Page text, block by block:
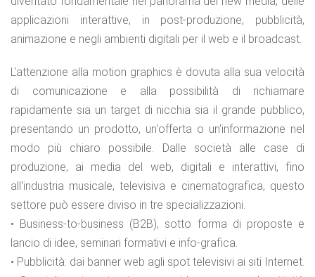
applicazioni interattive, in post-produzione, pubblicità,
animazione e negli ambienti digitali per il web e il broadcast.
L'attenzione alla motion graphics è dovuta alla sua velocità
di comunicazione e alla possibilità di richiamare
rapidamente sia un target di nicchia sia il grande pubblico,
presentando un prodotto, un'offerta o un'informazione nel
modo più chiaro possibile. Dalle società alle case di
produzione, ai media del web, digitali e interattivi, fino
all'industria musicale, televisiva e cinematografica, questo
settore può essere diviso in tre specializzazioni.
• Business-to-business (B2B), sotto forma di proposte e
lancio di idee, seminari formativi e info-grafica.
• Pubblicità: dai banner web agli spot televisivi ai siti Internet.